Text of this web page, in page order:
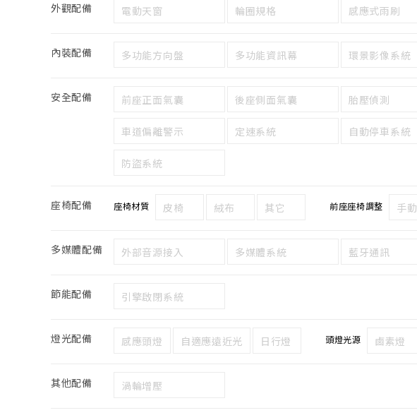
外觀配備 電動天窗 輪圈規格 感應式雨刷
內裝配備 多功能方向盤 多功能資訊幕 環景影像系統
安全配備 前座正面氣囊 後座側面氣囊 胎壓偵測
車道偏離警示 定速系統 自動停車系統
防盜系統
座椅配備 座椅材質 皮椅 絨布 其它 前座座椅調整 手動
多媒體配備 外部音源接入 多媒體系統 藍牙通訊
節能配備 引擎啟閉系統
燈光配備 感應頭燈 自適應遠近光 日行燈 頭燈光源 鹵素燈
其他配備 渦輪增壓